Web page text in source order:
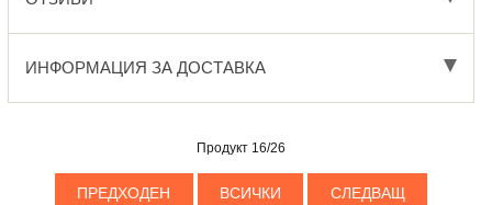
ИНФОРМАЦИЯ ЗА ДОСТАВКА
Продукт 16/26
ПРЕДХОДЕН ВСИЧКИ СЛЕДВАЩ